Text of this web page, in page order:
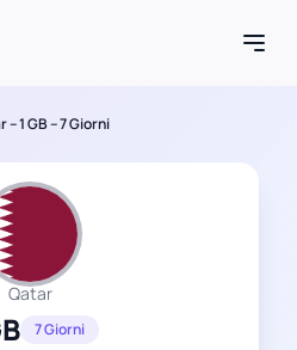
– 1 GB – 7 Giorni
Qatar
7 Giorni